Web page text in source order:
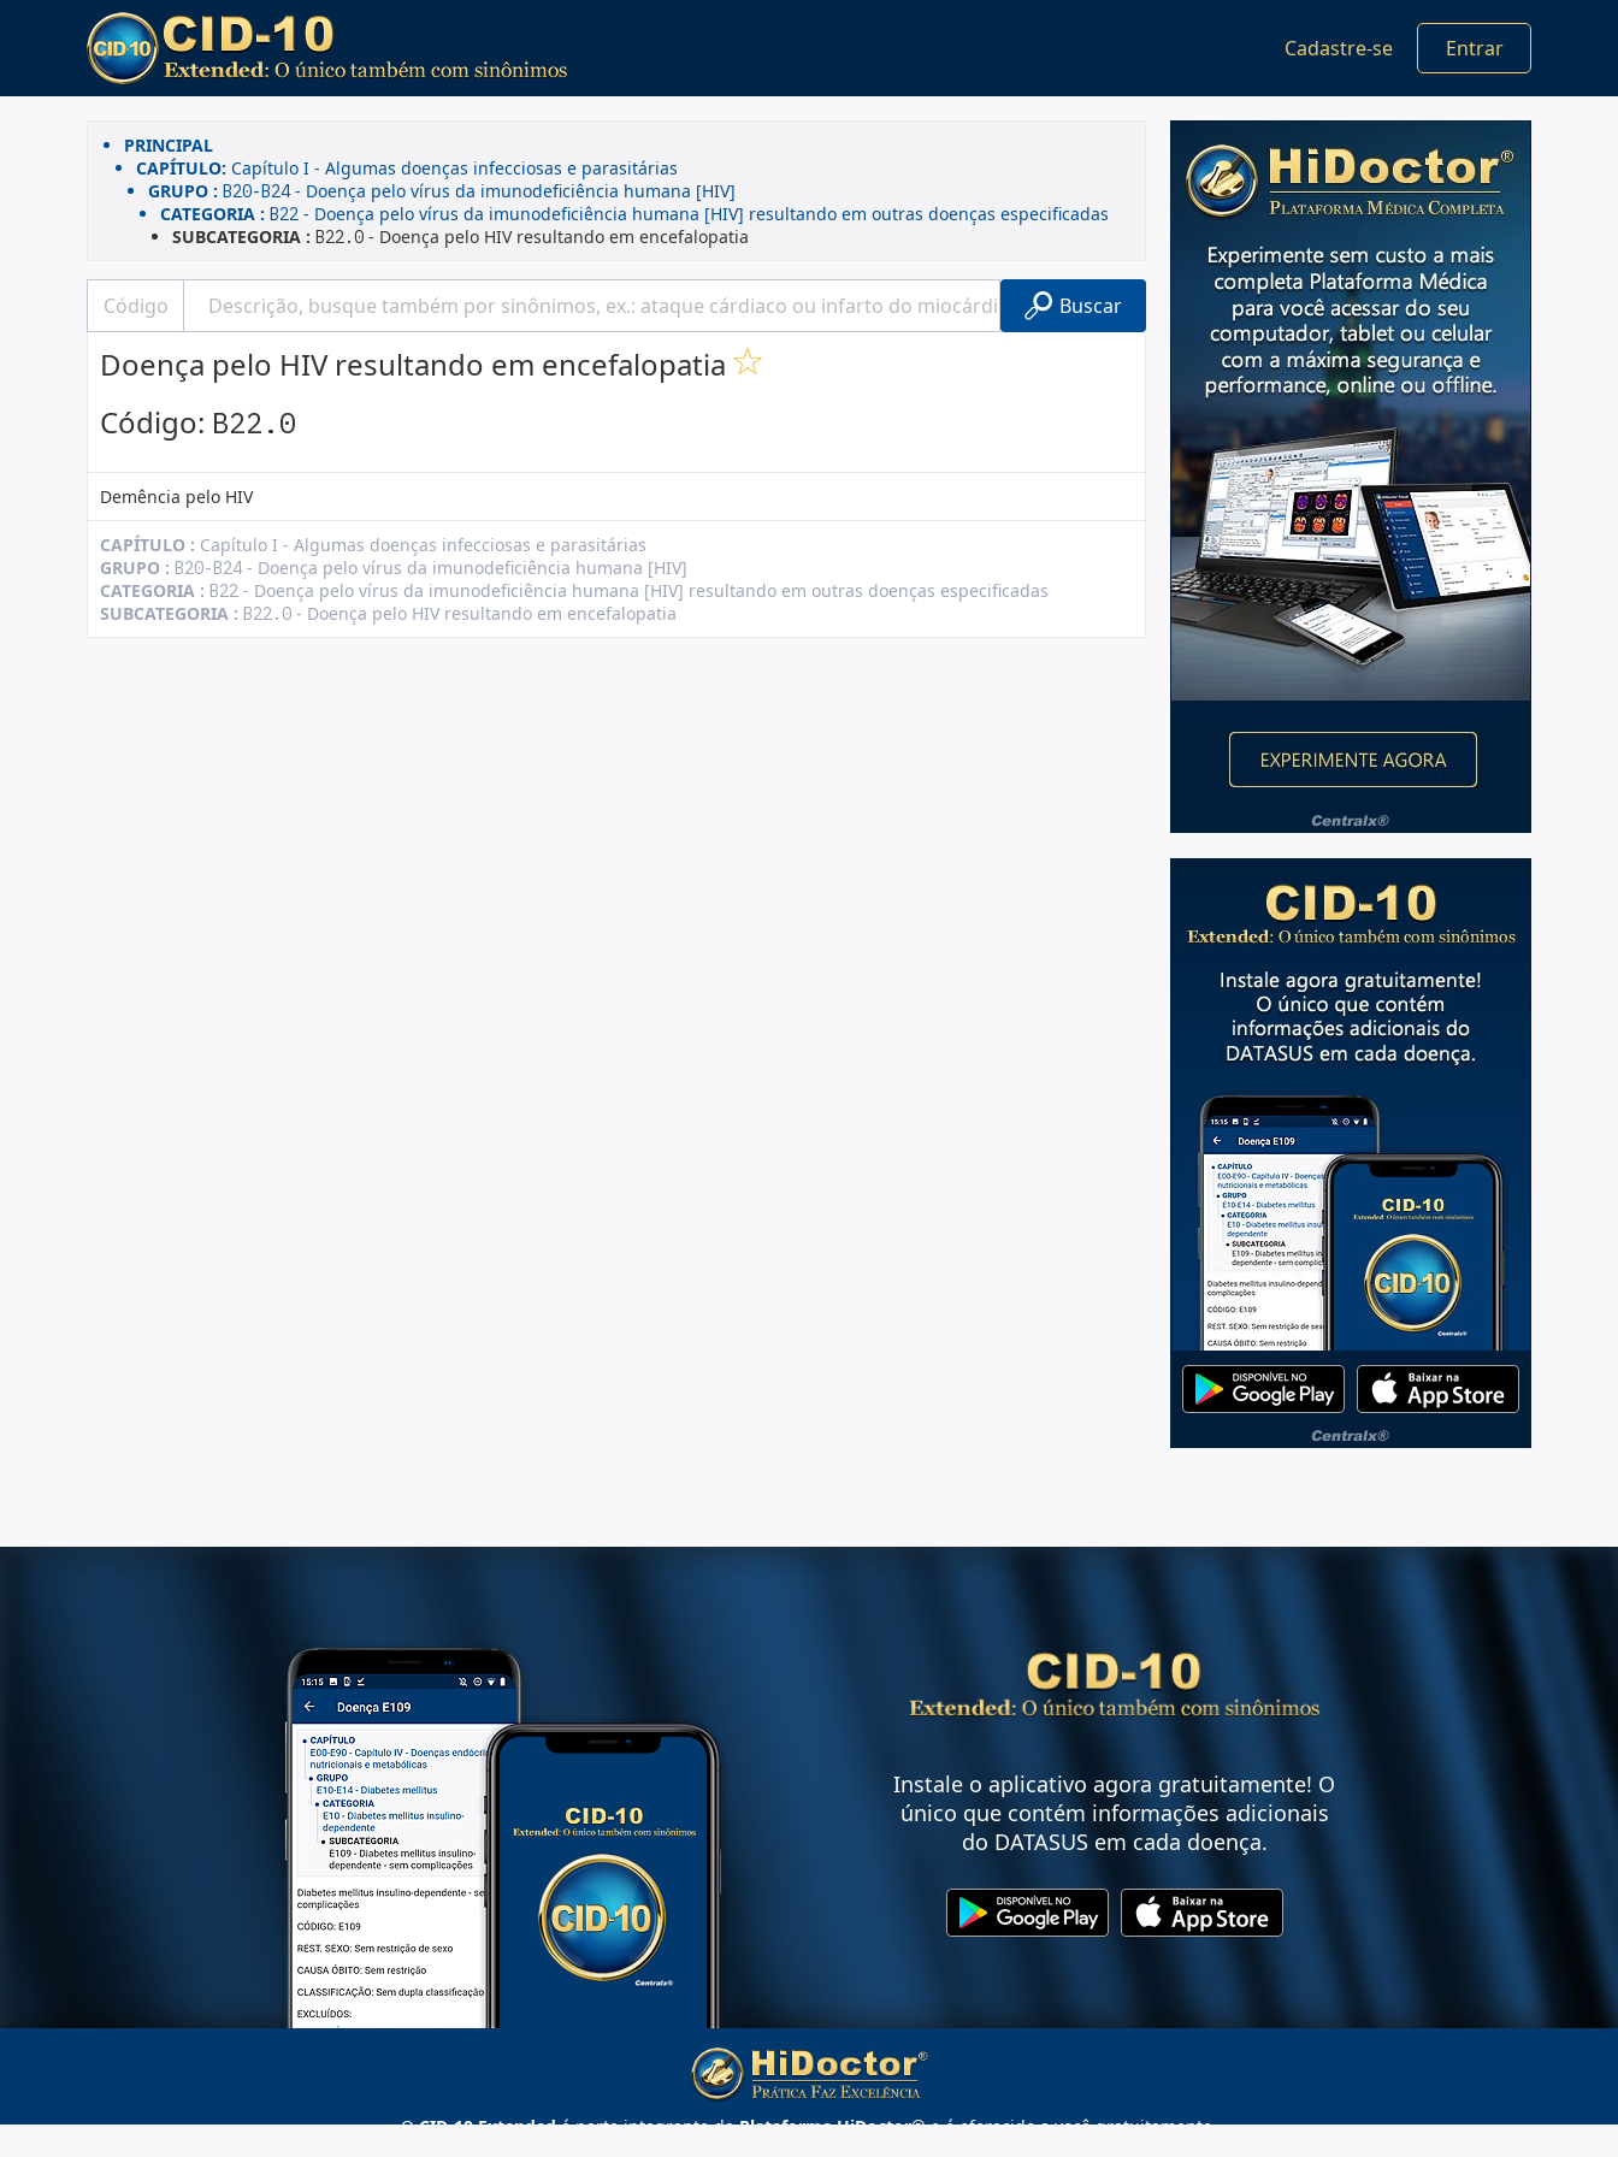
Cadastre-se Entrar
PRINCIPAL
CAPÍTULO: Capítulo I - Algumas doenças infecciosas e parasitárias
GRUPO : B20-B24- Doença pelo vírus da imunodeficiência humana [HIV]
CATEGORIA : B22 - Doença pelo vírus da imunodeficiência humana [HIV] resultando em outras doenças especificadas
SUBCATEGORIA : B22.0 - Doença pelo HIV resultando em encefalopatia
Buscar
Doença pelo HIV resultando em encefalopatia
Código: B22.0
Demência pelo HIV
CAPÍTULO : Capítulo I - Algumas doenças infecciosas e parasitárias
GRUPO : B20-B24- Doença pelo vírus da imunodeficiência humana [HIV]
CATEGORIA : B22 - Doença pelo vírus da imunodeficiência humana [HIV] resultando em outras doenças especificadas
SUBCATEGORIA : B22.0 - Doença pelo HIV resultando em encefalopatia
Instale o aplicativo agora gratuitamente! O
único que contém informações adicionais
do DATASUS em cada doença.
OCID-10 Extendedé parte integrante daPlataforma HiDoctor®e é oferecido a você gratuitamente.